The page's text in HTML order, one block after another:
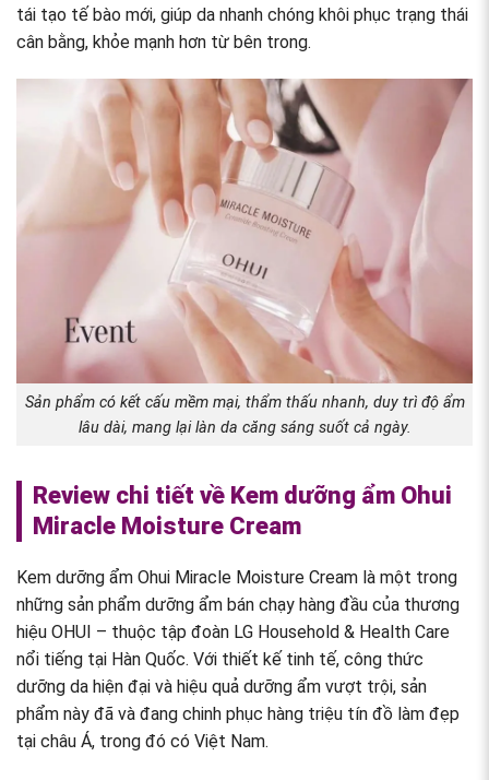
tái tạo tế bào mới, giúp da nhanh chóng khôi phục trạng thái
cân bằng, khỏe mạnh hơn từ bên trong.
Sản phẩm có kết cấu mềm mại, thẩm thấu nhanh, duy trì độ ẩm
lâu dài, mang lại làn da căng sáng suốt cả ngày.
Review chi tiết về Kem dưỡng ẩm Ohui
Miracle Moisture Cream
Kem dưỡng ẩm Ohui Miracle Moisture Cream là một trong
những sản phẩm dưỡng ẩm bán chạy hàng đầu của thương
hiệu OHUI – thuộc tập đoàn LG Household & Health Care
nổi tiếng tại Hàn Quốc. Với thiết kế tinh tế, công thức
dưỡng da hiện đại và hiệu quả dưỡng ẩm vượt trội, sản
phẩm này đã và đang chinh phục hàng triệu tín đồ làm đẹp
tại châu Á, trong đó có Việt Nam.